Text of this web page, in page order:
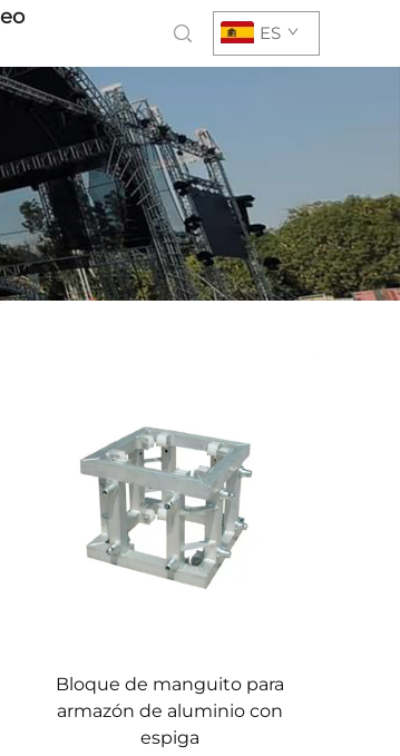
ES
Bloque de manguito para
armazón de aluminio con
espiga